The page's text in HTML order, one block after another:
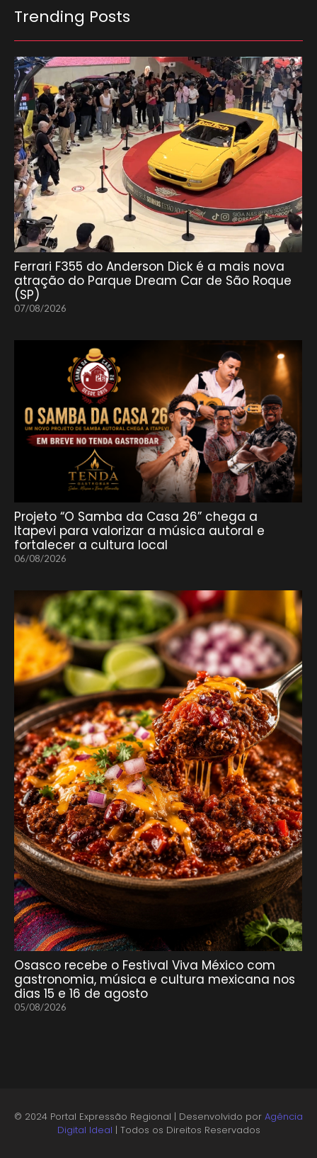
Trending Posts
Ferrari F355 do Anderson Dick é a mais nova
atração do Parque Dream Car de São Roque
(SP)
07/08/2026
Projeto “O Samba da Casa 26” chega a
Itapevi para valorizar a música autoral e
fortalecer a cultura local
06/08/2026
Osasco recebe o Festival Viva México com
gastronomia, música e cultura mexicana nos
dias 15 e 16 de agosto
05/08/2026
© 2024 Portal Expressão Regional | Desenvolvido por Agência
Digital Ideal | Todos os Direitos Reservados